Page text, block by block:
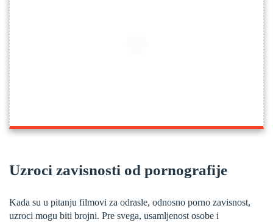
Uzroci zavisnosti od pornografije
Kada su u pitanju filmovi za odrasle, odnosno porno zavisnost,
uzroci mogu biti brojni. Pre svega, usamljenost osobe i